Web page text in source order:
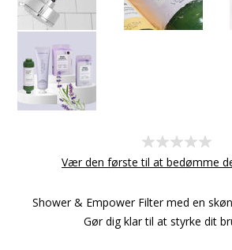
Vær den første til at bedømme
Shower & Empower Filter med en
Gør dig klar til at styrke dit